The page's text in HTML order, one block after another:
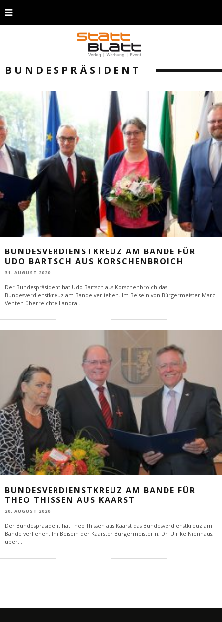
BUNDESPRÄSIDENT
BUNDESVERDIENSTKREUZ AM BANDE FÜR
UDO BARTSCH AUS KORSCHENBROICH
31. AUGUST 2020
Der Bundespräsident hat Udo Bartsch aus Korschenbroich das
Bundesverdienstkreuz am Bande verliehen. Im Beisein von Bürgermeister Marc
Venten überreichte Landra...
BUNDESVERDIENSTKREUZ AM BANDE FÜR
THEO THISSEN AUS KAARST
20. AUGUST 2020
Der Bundespräsident hat Theo Thissen aus Kaarst das Bundesverdienstkreuz am
Bande verliehen. Im Beisein der Kaarster Bürgermeisterin, Dr. Ulrike Nienhaus,
über...